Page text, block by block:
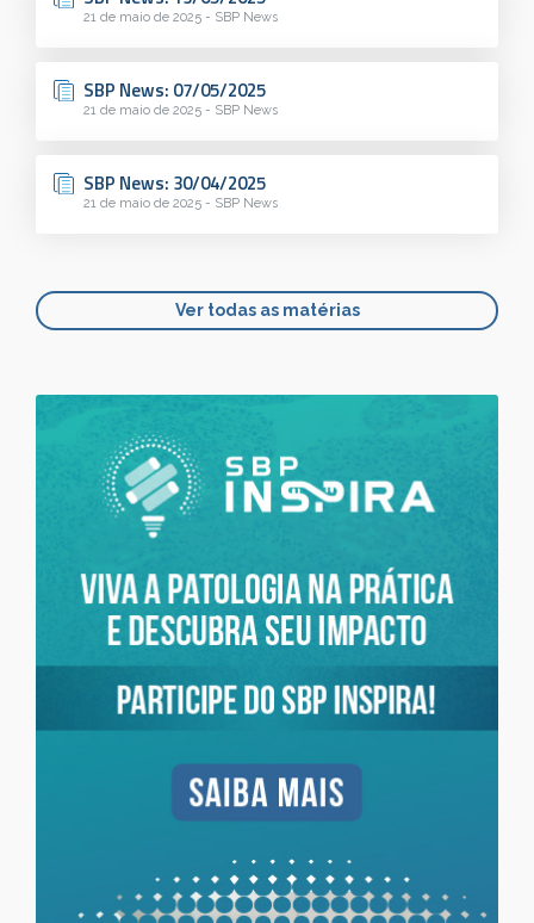
21 de maio de 2025 - SBP News
SBP News: 07/05/2025
21 de maio de 2025 - SBP News
SBP News: 30/04/2025
21 de maio de 2025 - SBP News
Ver todas as matérias